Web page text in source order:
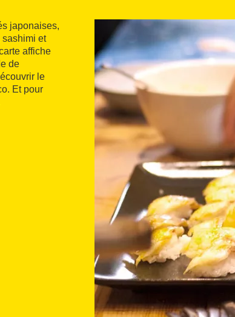
japonaises,
sashimi et
affiche
de
le
Et pour